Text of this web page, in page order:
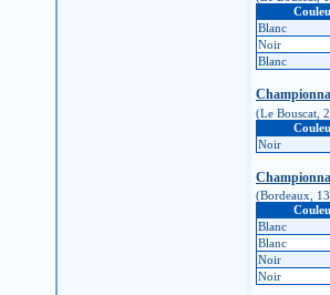
Blanc
Noir
Blanc
(Le Bouscat,
Noir
(Bordeaux,
Blanc
Blanc
Noir
Noir